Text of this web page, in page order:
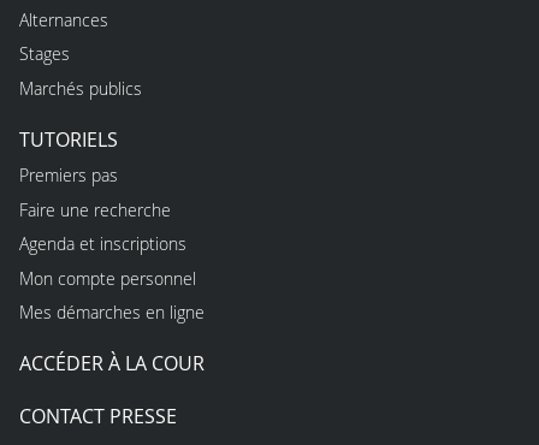
Alternances
Stages
Marchés publics
TUTORIELS
Premiers pas
Faire une recherche
Agenda et inscriptions
Mon compte personnel
Mes démarches en ligne
ACCÉDER À LA COUR
CONTACT PRESSE